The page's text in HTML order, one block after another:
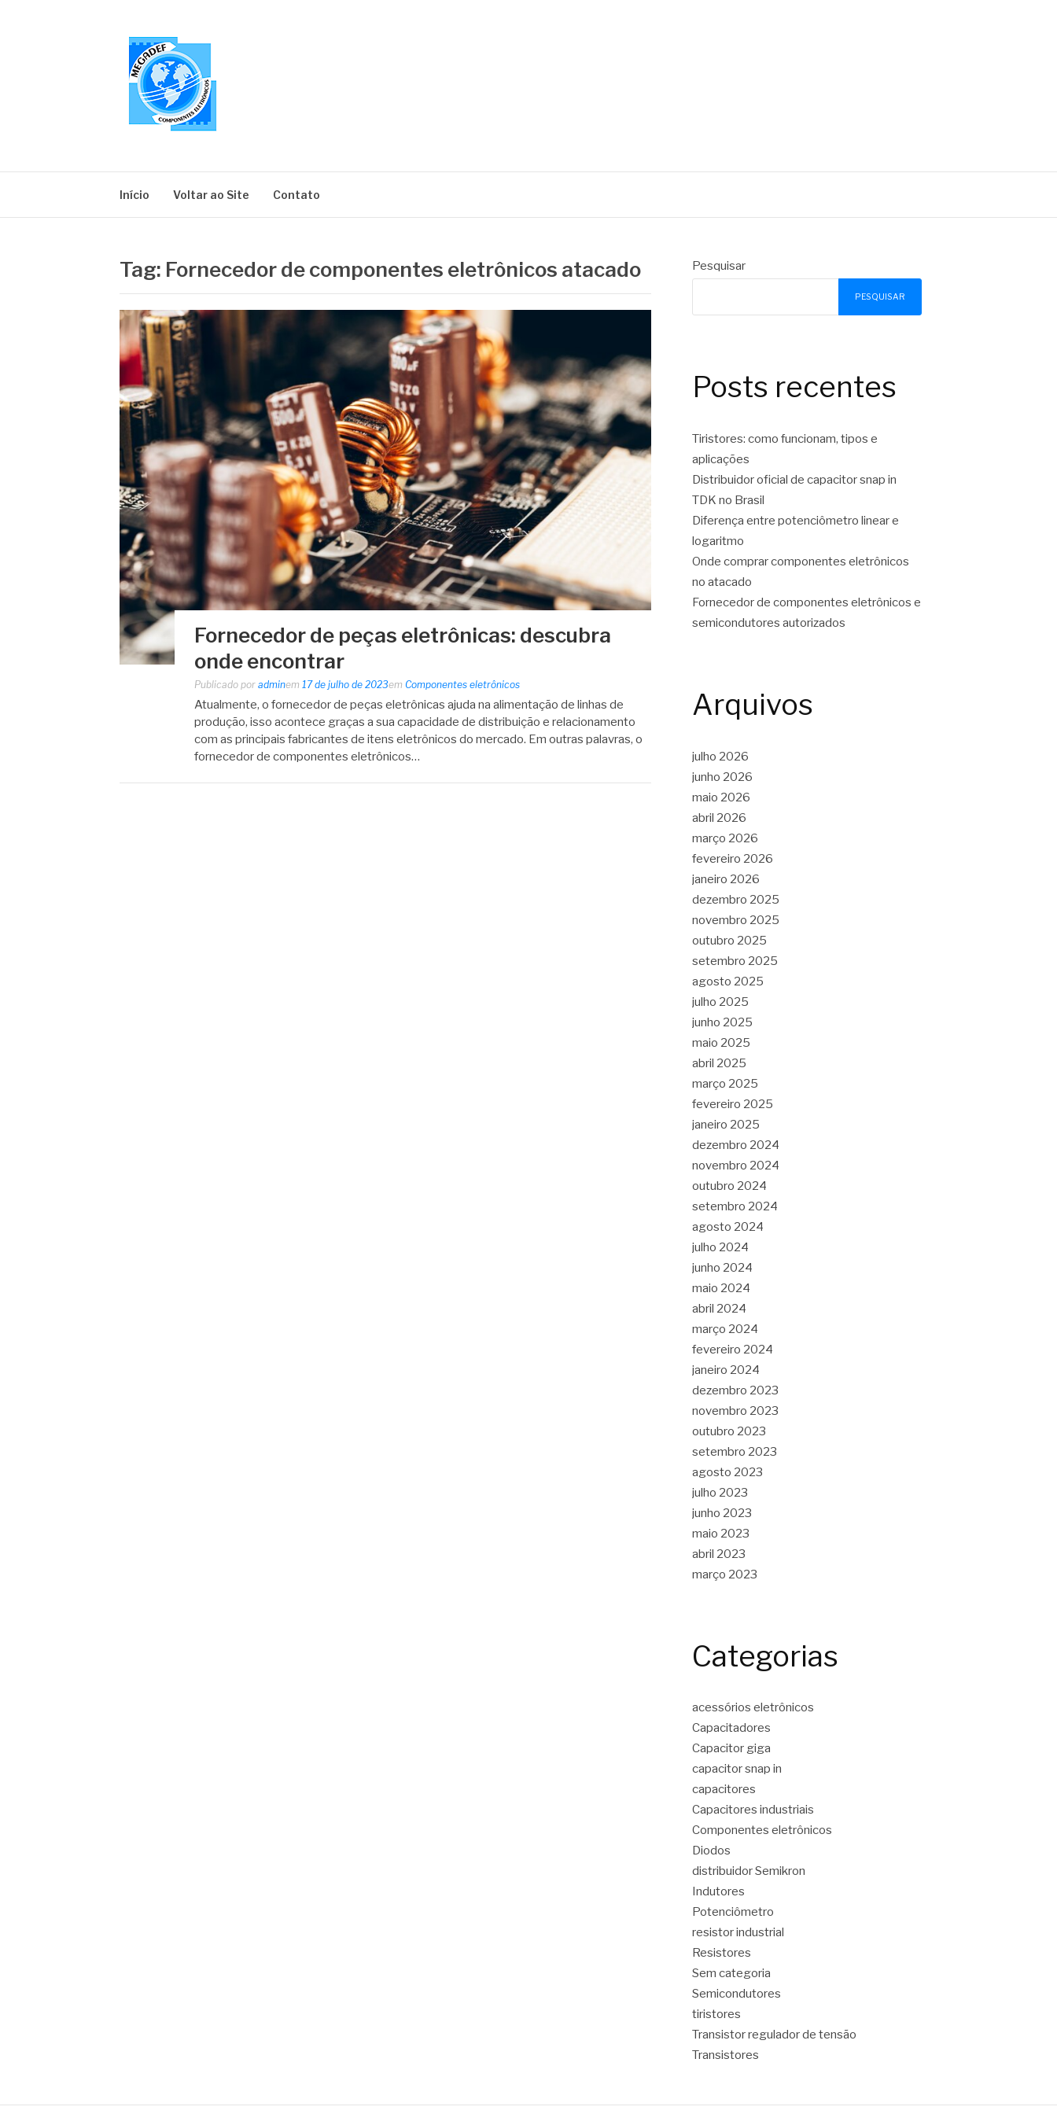
Início Voltar ao Site Contato
Tag: Fornecedor de componentes eletrônicos atacado
Fornecedor de peças eletrônicas: descubra
onde encontrar
Publicado por adminem 17 de julho de 2023em Componentes eletrônicos
Atualmente, o fornecedor de peças eletrônicas ajuda na alimentação de linhas de
produção, isso acontece graças a sua capacidade de distribuição e relacionamento
com as principais fabricantes de itens eletrônicos do mercado. Em outras palavras, o
fornecedor de componentes eletrônicos…
Pesquisar
PESQUISAR
Posts recentes
Tiristores: como funcionam, tipos e
aplicações
Distribuidor oficial de capacitor snap in
TDK no Brasil
Diferença entre potenciômetro linear e
logaritmo
Onde comprar componentes eletrônicos
no atacado
Fornecedor de componentes eletrônicos e
semicondutores autorizados
Arquivos
julho 2026
junho 2026
maio 2026
abril 2026
março 2026
fevereiro 2026
janeiro 2026
dezembro 2025
novembro 2025
outubro 2025
setembro 2025
agosto 2025
julho 2025
junho 2025
maio 2025
abril 2025
março 2025
fevereiro 2025
janeiro 2025
dezembro 2024
novembro 2024
outubro 2024
setembro 2024
agosto 2024
julho 2024
junho 2024
maio 2024
abril 2024
março 2024
fevereiro 2024
janeiro 2024
dezembro 2023
novembro 2023
outubro 2023
setembro 2023
agosto 2023
julho 2023
junho 2023
maio 2023
abril 2023
março 2023
Categorias
acessórios eletrônicos
Capacitadores
Capacitor giga
capacitor snap in
capacitores
Capacitores industriais
Componentes eletrônicos
Diodos
distribuidor Semikron
Indutores
Potenciômetro
resistor industrial
Resistores
Sem categoria
Semicondutores
tiristores
Transistor regulador de tensão
Transistores